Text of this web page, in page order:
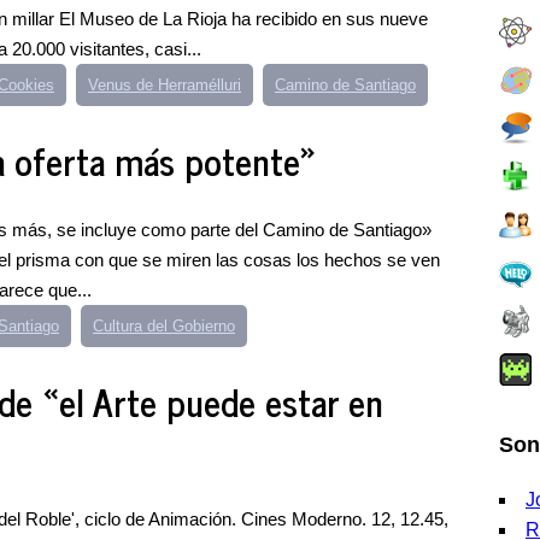
millar El Museo de La Rioja ha recibido en sus nueve
20.000 visitantes, casi...
Venus de Herramélluri Camino de Santiago
oferta más potente»
más, se incluye como parte del Camino de Santiago»
prisma con que se miren las cosas los hechos se ven
que...
Cultura del Gobierno
«el Arte puede estar en
Roble', ciclo de Animación. Cines Moderno. 12, 12.45,